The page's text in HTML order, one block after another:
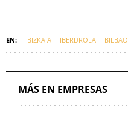
BIZKAIA IBERDROLA BILBAO
MÁS EN EMPRESAS